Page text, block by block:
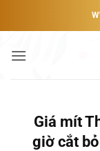
dung
Giá mít
giờ cắt